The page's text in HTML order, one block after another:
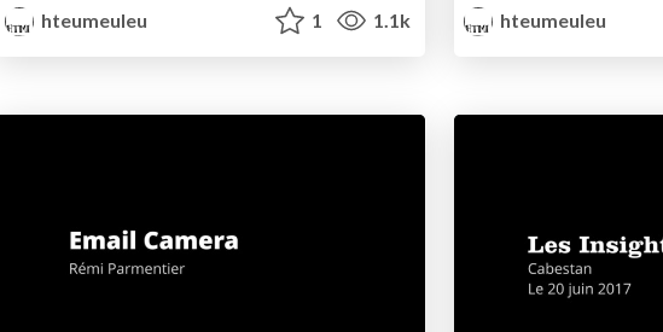
hteumeuleu
1 1.1k
hteumeuleu